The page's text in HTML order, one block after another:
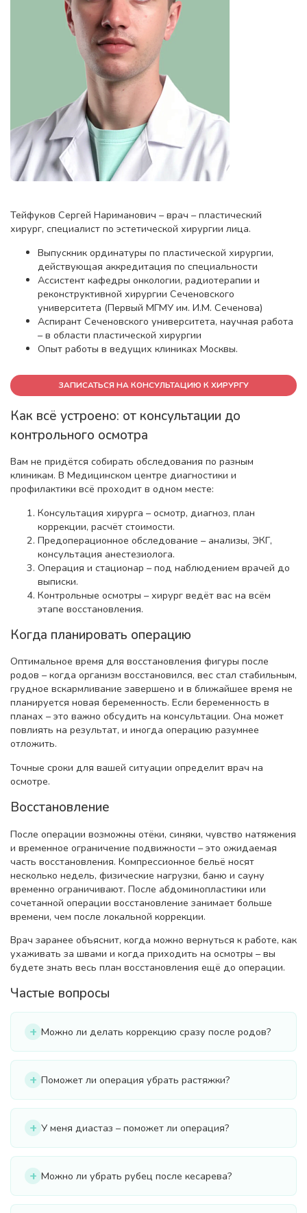
Тейфуков Сергей Нариманович – врач – пластический
хирург, специалист по эстетической хирургии лица.
Выпускник ординатуры по пластической хирургии,
действующая аккредитация по специальности
Ассистент кафедры онкологии, радиотерапии и
реконструктивной хирургии Сеченовского
университета (Первый МГМУ им. И.М. Сеченова)
Аспирант Сеченовского университета, научная работа
– в области пластической хирургии
Опыт работы в ведущих клиниках Москвы.
ЗАПИСАТЬСЯ НА КОНСУЛЬТАЦИЮ К ХИРУРГУ
Как всё устроено: от консультации до
контрольного осмотра
Вам не придётся собирать обследования по разным
клиникам. В Медицинском центре диагностики и
профилактики всё проходит в одном месте:
Консультация хирурга – осмотр, диагноз, план
коррекции, расчёт стоимости.
Предоперационное обследование – анализы, ЭКГ,
консультация анестезиолога.
Операция и стационар – под наблюдением врачей до
выписки.
Контрольные осмотры – хирург ведёт вас на всём
этапе восстановления.
Когда планировать операцию
Оптимальное время для восстановления фигуры после
родов – когда организм восстановился, вес стал стабильным,
грудное вскармливание завершено и в ближайшее время не
планируется новая беременность. Если беременность в
планах – это важно обсудить на консультации. Она может
повлиять на результат, и иногда операцию разумнее
отложить.
Точные сроки для вашей ситуации определит врач на
осмотре.
Восстановление
После операции возможны отёки, синяки, чувство натяжения
и временное ограничение подвижности – это ожидаемая
часть восстановления. Компрессионное бельё носят
несколько недель, физические нагрузки, баню и сауну
временно ограничивают. После абдоминопластики или
сочетанной операции восстановление занимает больше
времени, чем после локальной коррекции.
Врач заранее объяснит, когда можно вернуться к работе, как
ухаживать за швами и когда приходить на осмотры – вы
будете знать весь план восстановления ещё до операции.
Частые вопросы
Можно ли делать коррекцию сразу после родов?
Поможет ли операция убрать растяжки?
У меня диастаз – поможет ли операция?
Можно ли убрать рубец после кесарева?